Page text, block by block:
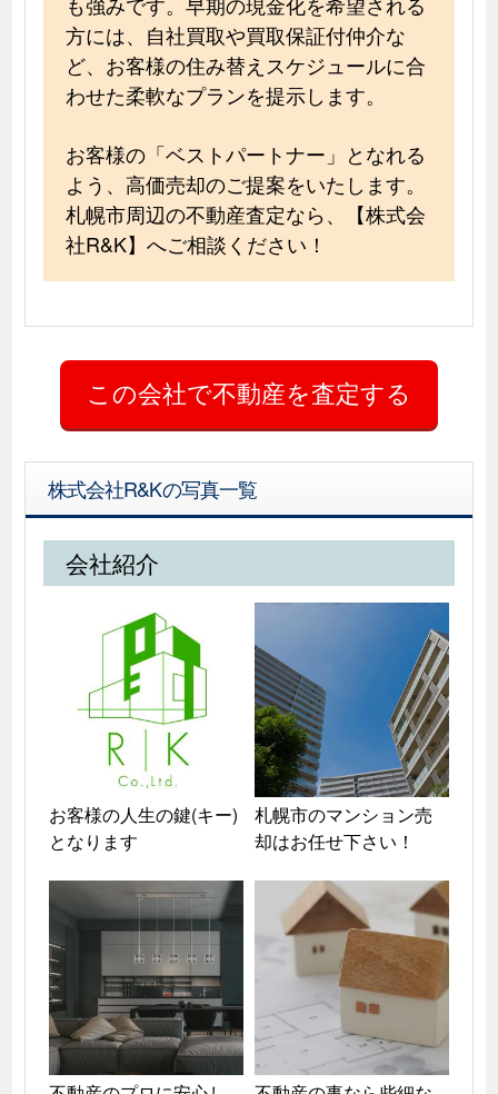
方には、自社買取や買取保証付仲介な
ど、お客様の住み替えスケジュールに合
わせた柔軟なプランを提示します。
お客様の「ベストパートナー」となれる
よう、高価売却のご提案をいたします。
札幌市周辺の不動産査定なら、【株式会
社R&K】へご相談ください！
株式会社R&Kの写真一覧
会社紹介
お客様の人生の鍵(キー)
となります
札幌市のマンション売
却はお任せ下さい！